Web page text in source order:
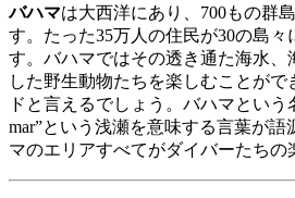
バハマは大西洋にあり、700もの群
す。たった35万人の住民が30の島々
す。バハマではその透き通た海水、
した野生動物たちを楽しむことが
ドと言えるでしょう。バハマという
mar”という浅瀬を意味する言葉が
マのエリアすべてがダイバーたちの